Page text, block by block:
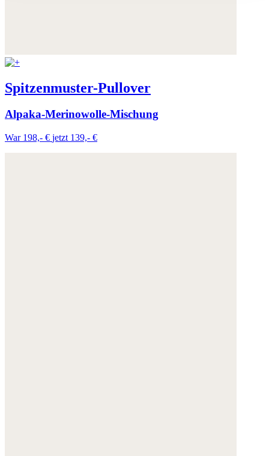
AGB
Spitzenmuster-Pullover
Alpaka-Merinowolle-Mischung
War 198,- € jetzt 139,- €